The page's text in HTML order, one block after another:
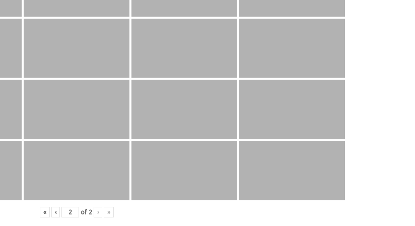
« ‹ of 2 › »